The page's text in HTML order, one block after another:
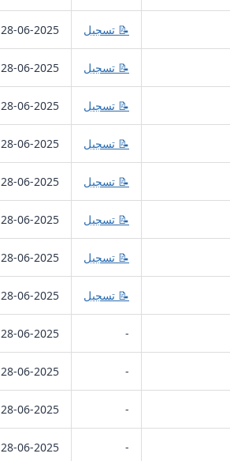
📝 تسجيل 28-06-2025
📝 تسجيل 28-06-2025
📝 تسجيل 28-06-2025
📝 تسجيل 28-06-2025
📝 تسجيل 28-06-2025
📝 تسجيل 28-06-2025
📝 تسجيل 28-06-2025
📝 تسجيل 28-06-2025
-
28-06-2025
-
28-06-2025
-
28-06-2025
-
28-06-2025